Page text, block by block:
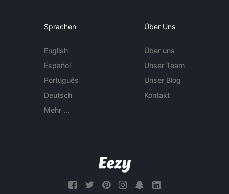
Sprachen
English
Español
Português
Deutsch
Mehr ...
Über Uns
Über uns
Unser Team
Unser Blog
Kontakt